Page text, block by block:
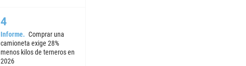
Informe
Comprar una
camioneta exige 28%
menos kilos de terneros en
2026